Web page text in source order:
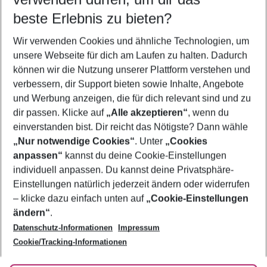
5-8 Nächte
2 Erwachsene Keine Kinder
Mehr Filter anzeigen
Footer
Footer navigation
Über uns
AGB
Bestpreisgarantie
Cookie-Einstellungen ändern
Cookie-Richtlinie
Agenturbetreuung
Barrierefreies Reisen
Folge uns
beste Erlebnis zu bieten?
Wir verwenden Cookies und ähnliche Technologien, um
unsere Webseite für dich am Laufen zu halten. Dadurch
können wir die Nutzung unserer Plattform verstehen und
verbessern, dir Support bieten sowie Inhalte, Angebote
und Werbung anzeigen, die für dich relevant sind und zu
dir passen. Klicke auf „Alle akzeptieren“, wenn du
einverstanden bist. Dir reicht das Nötigste? Dann wähle
„Nur notwendige Cookies“. Unter „Cookies
anpassen“ kannst du deine Cookie-Einstellungen
individuell anpassen. Du kannst deine Privatsphäre-
Einstellungen natürlich jederzeit ändern oder widerrufen
– klicke dazu einfach unten auf „Cookie-Einstellungen
ändern“.
Datenschutz-Informationen
Impressum
Cookie/Tracking-Informationen